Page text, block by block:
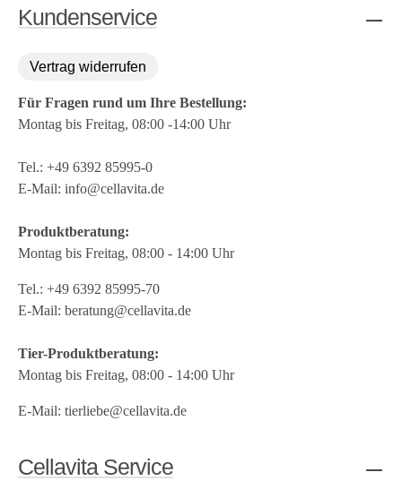
Kundenservice
Vertrag widerrufen
Für Fragen rund um Ihre Bestellung:
Montag bis Freitag, 08:00 -14:00 Uhr
Tel.: +49 6392 85995-0
E-Mail: info@cellavita.de
Produktberatung:
Montag bis Freitag, 08:00 - 14:00 Uhr
Tel.: +49 6392 85995-70
E-Mail: beratung@cellavita.de
Tier-Produktberatung:
Montag bis Freitag, 08:00 - 14:00 Uhr
E-Mail: tierliebe@cellavita.de
Cellavita Service